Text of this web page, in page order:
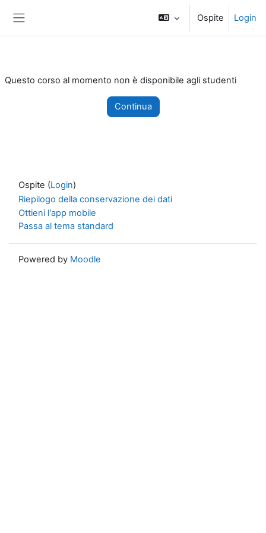
Ospite Login
Questo corso al momento non è disponibile agli studenti
Continua
Ospite (Login)
Riepilogo della conservazione dei dati
Ottieni l'app mobile
Passa al tema standard
Powered by Moodle